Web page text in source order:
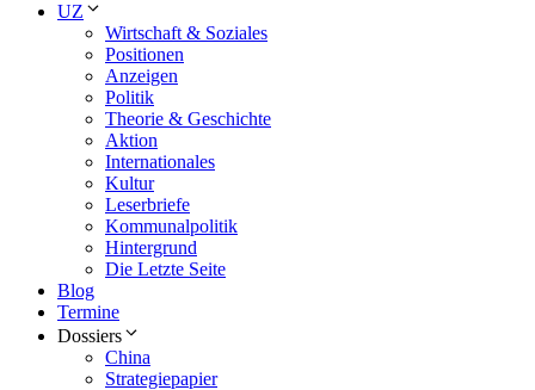
UZ
Wirtschaft & Soziales
Positionen
Anzeigen
Politik
Theorie & Geschichte
Aktion
Internationales
Kultur
Leserbriefe
Kommunalpolitik
Hintergrund
Die Letzte Seite
Blog
Termine
Dossiers
China
Strategiepapier